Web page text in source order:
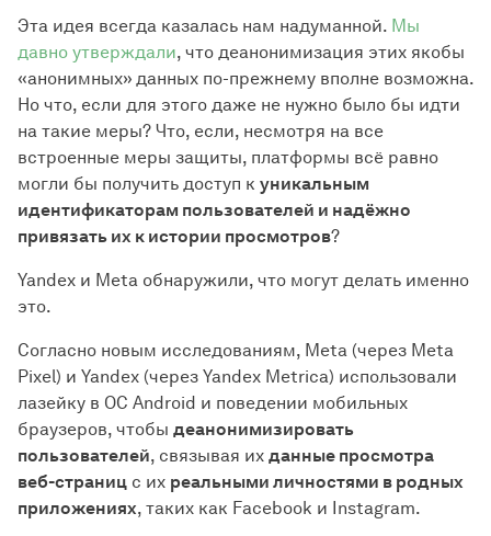
Эта идея всегда казалась нам надуманной. Мы
давно утверждали, что деанонимизация этих якобы
«анонимных» данных по-прежнему вполне возможна.
Но что, если для этого даже не нужно было бы идти
на такие меры? Что, если, несмотря на все
встроенные меры защиты, платформы всё равно
могли бы получить доступ к уникальным
идентификаторам пользователей и надёжно
привязать их к истории просмотров?
Yandex и Meta обнаружили, что могут делать именно
это.
Согласно новым исследованиям, Meta (через Meta
Pixel) и Yandex (через Yandex Metrica) использовали
лазейку в ОС Android и поведении мобильных
браузеров, чтобы деанонимизировать
пользователей, связывая их данные просмотра
веб-страниц с их реальными личностями в родных
приложениях, таких как Facebook и Instagram.